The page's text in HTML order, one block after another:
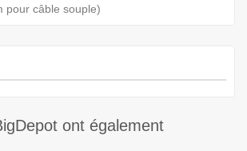
pour câble souple)
ont également